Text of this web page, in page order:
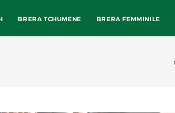
BRERA TCHUMENE BRERA FEMMINILE